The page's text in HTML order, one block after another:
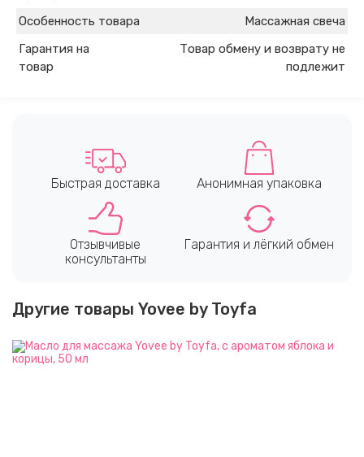
Особенность товара
Массажная свеча
Гарантия на
товар
Товар обмену и возврату не
подлежит
Быстрая доставка Анонимная упаковка
Отзывчивые
консультанты
Гарантия и лёгкий обмен
Другие товары Yovee by Toyfa